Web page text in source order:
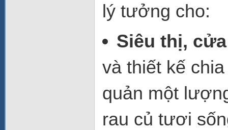
lý tưởng cho:
Siêu thị,
và thiết kế
quản một
rau củ tươi